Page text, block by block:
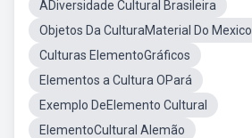
ADiversidade Cultural Brasileira
Objetos Da CulturaMaterial Do Mexico
Culturas ElementoGráficos
Elementos a Cultura OPará
Exemplo DeElemento Cultural
ElementoCultural Alemão